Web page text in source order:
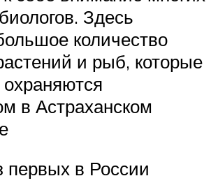
Здесь
количество
и рыб, которые
в Астраханском
первых в России